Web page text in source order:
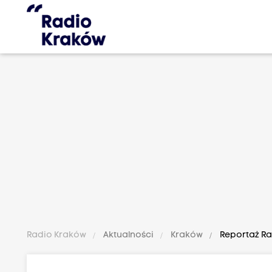
Radio Kraków Aktualności Kraków Reportaż